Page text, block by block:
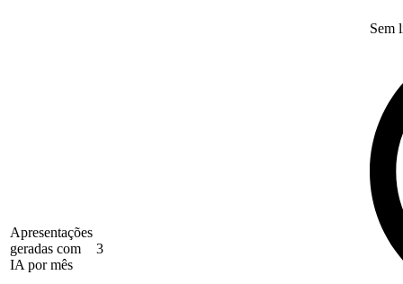
Apresentações
geradas com
IA por mês
3
Sem